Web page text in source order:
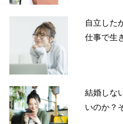
自立した
仕事で生
結婚しな
いのか？